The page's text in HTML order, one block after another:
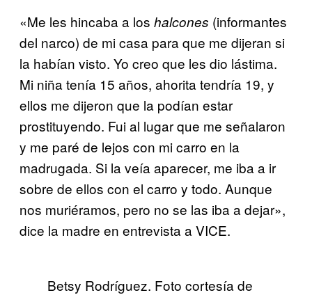
«Me les hincaba a los halcones (informantes
del narco) de mi casa para que me dijeran si
la habían visto. Yo creo que les dio lástima.
Mi niña tenía 15 años, ahorita tendría 19, y
ellos me dijeron que la podían estar
prostituyendo. Fui al lugar que me señalaron
y me paré de lejos con mi carro en la
madrugada. Si la veía aparecer, me iba a ir
sobre de ellos con el carro y todo. Aunque
nos muriéramos, pero no se las iba a dejar»,
dice la madre en entrevista a VICE.
Betsy Rodríguez. Foto cortesía de